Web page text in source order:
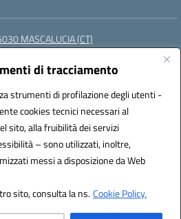
di tracciamento
strumenti di profilazione degli utenti -
cookies tecnici necessari al
sito, alla fruibilità dei servizi
– sono utilizzati, inoltre,
messi a disposizione da Web
sito, consulta la ns.Cookie Policy.
MASCALUCIA (CT)
ctic8bc002@pec.istruzione.it
(IPA): istsc_ctic8bc002
2PO2JW
by 3D Solution S.r.l.
by Designers Italia